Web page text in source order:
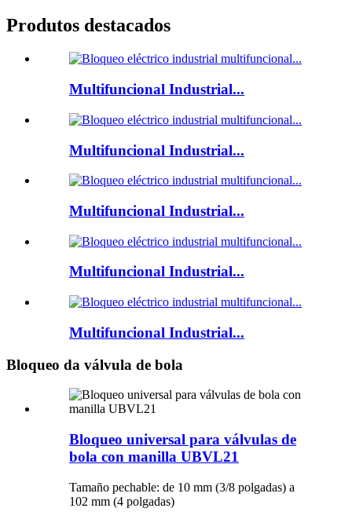
Produtos destacados
Multifuncional Industrial...
Multifuncional Industrial...
Multifuncional Industrial...
Multifuncional Industrial...
Multifuncional Industrial...
Bloqueo da válvula de bola
Bloqueo universal para válvulas de
bola con manilla UBVL21
Tamaño pechable: de 10 mm (3/8 polgadas) a
102 mm (4 polgadas)